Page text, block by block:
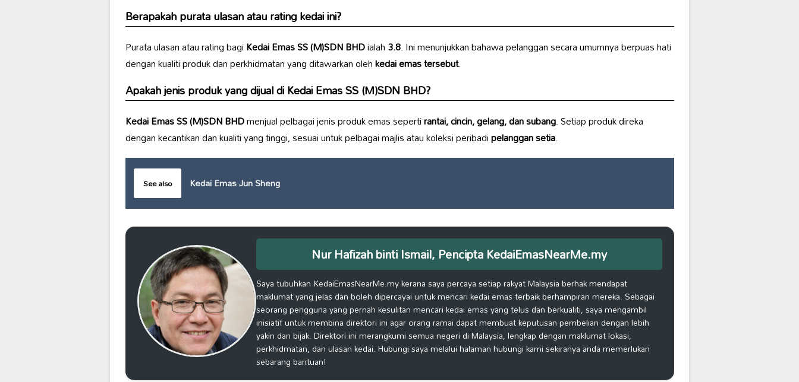
Berapakah purata ulasan atau rating kedai ini?
Purata ulasan atau rating bagiKedai Emas SS (M)SDN BHDialah3.8. Ini menunjukkan bahawa pelanggan secara umumnya berpuas hati
dengan kualiti produk dan perkhidmatan yang ditawarkan olehkedai emas tersebut.
Apakah jenis produk yang dijual diKedai Emas SS (M)SDN BHD?
Kedai Emas SS (M)SDN BHDmenjual pelbagai jenis produk emas sepertirantai, cincin, gelang, dan subang. Setiap produk direka
dengan kecantikan dan kualiti yang tinggi, sesuai untuk pelbagai majlis atau koleksi peribadipelanggan setia.
See also Kedai Emas Jun Sheng
Nur Hafizah binti Ismail, Pencipta KedaiEmasNearMe.my
Saya tubuhkan KedaiEmasNearMe.my kerana saya percaya setiap rakyat Malaysia berhak mendapat
maklumat yang jelas dan boleh dipercayai untuk mencari kedai emas terbaik berhampiran mereka. Sebagai
seorang pengguna yang pernah kesulitan mencari kedai emas yang telus dan berkualiti, saya mengambil
inisiatif untuk membina direktori ini agar orang ramai dapat membuat keputusan pembelian dengan lebih
yakin dan bijak. Direktori ini merangkumi semua negeri di Malaysia, lengkap dengan maklumat lokasi,
perkhidmatan, dan ulasan kedai. Hubungi saya melalui halaman hubungi kami sekiranya anda memerlukan
sebarang bantuan!